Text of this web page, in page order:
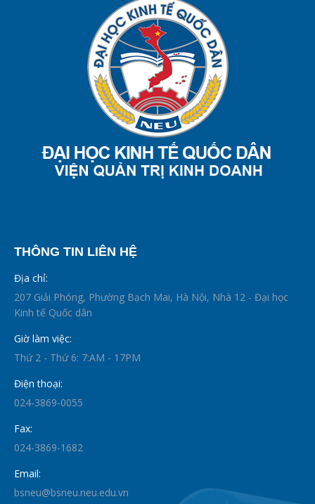
THÔNG TIN LIÊN HỆ
Địa chỉ:
207 Giải Phóng, Phường Bạch Mai, Hà Nội, Nhà 12 - Đại học
Kinh tế Quốc dân
Giờ làm việc:
Thứ 2 - Thứ 6: 7:AM - 17PM
Điện thoại:
024-3869-0055
Fax:
024-3869-1682
Email:
bsneu@bsneu.neu.edu.vn